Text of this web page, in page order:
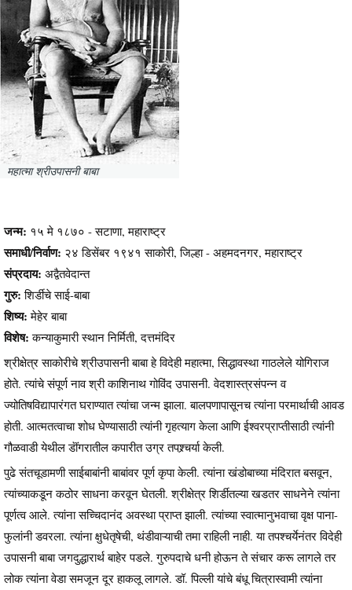
महात्मा श्रीउपासनी बाबा
जन्म: १५ मे १८७० - सटाणा, महाराष्ट्र
समाधी/निर्वाण: २४ डिसेंबर १९४१ साकोरी, जिल्हा - अहमदनगर, महाराष्ट्र
संप्रदाय: अद्वैतवेदान्त
गुरु:शिर्डीचे साई-बाबा
शिष्य:मेहेर बाबा
विशेष:कन्याकुमारी स्थान निर्मिती, दत्तमंदिर
श्रीक्षेत्र साकोरीचे श्रीउपासनी बाबा हे विदेही महात्मा, सिद्धावस्था गाठलेले योगिराज
होते. त्यांचे संपूर्ण नाव श्री काशिनाथ गोविंद उपासनी. वेदशास्त्रसंपन्न व
ज्योतिषविद्यापारंगत घराण्यात त्यांचा जन्म झाला. बालपणापासूनच त्यांना परमार्थाची आवड
होती. आत्मतत्वाचा शोध घेण्यासाठी त्यांनी गृहत्याग केला आणि ईश्वरप्राप्तीसाठी त्यांनी
गौळवाडी येथील डॊंगरातील कपारीत उग्र तपश्र्चर्या केली.
पुढे संतचूडामणी साईबाबांनी बाबांवर पूर्ण कृपा केली. त्यांना खंडोबाच्या मंदिरात बसवून,
त्यांच्याकडून कठोर साधना करवून घेतली. श्रीक्षेत्र शिर्डीतल्या खडतर साधनेने त्यांना
पूर्णत्व आले. त्यांना सच्चिदानंद अवस्था प्राप्त झाली. त्यांच्या स्वात्मानुभवाचा वृक्ष पाना-
फुलांनी डवरला. त्यांना क्षुधेतृषेची, थंडीवाऱ्याची तमा राहिली नाही. या तपश्चर्येनंतर विदेही
उपासनी बाबा जगदुद्धारार्थ बाहेर पडले. गुरुपदाचे धनी होऊन ते संचार करू लागले तर
लोक त्यांना वेडा समजून दूर हाकलू लागले. डॉ. पिल्ली यांचे बंधू चित्रास्वामी त्यांना